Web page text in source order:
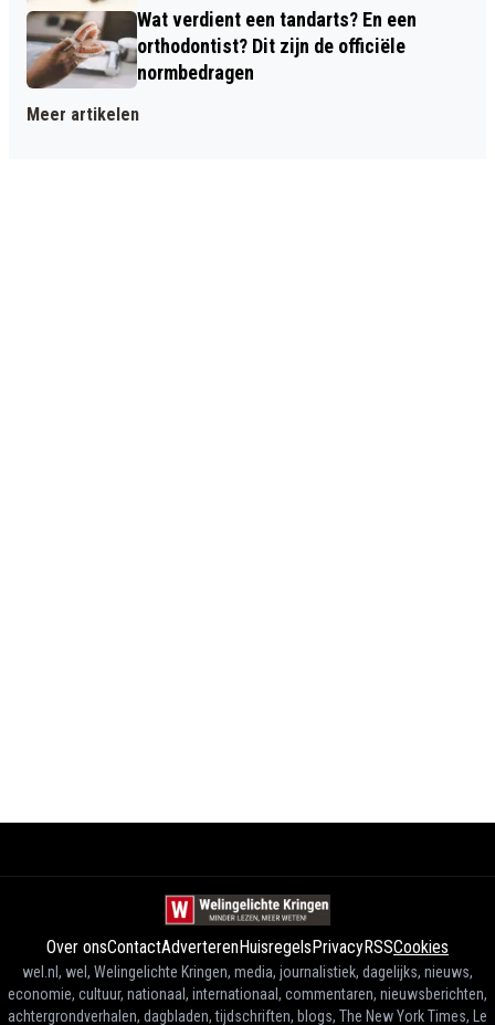
Wat verdient een tandarts? En een
orthodontist? Dit zijn de officiële
normbedragen
Meer artikelen
Over onsContactAdverterenHuisregelsPrivacyRSSCookies
wel.nl, wel, Welingelichte Kringen, media, journalistiek, dagelijks, nieuws,
economie, cultuur, nationaal, internationaal, commentaren, nieuwsberichten,
achtergrondverhalen, dagbladen, tijdschriften, blogs, The New York Times, Le